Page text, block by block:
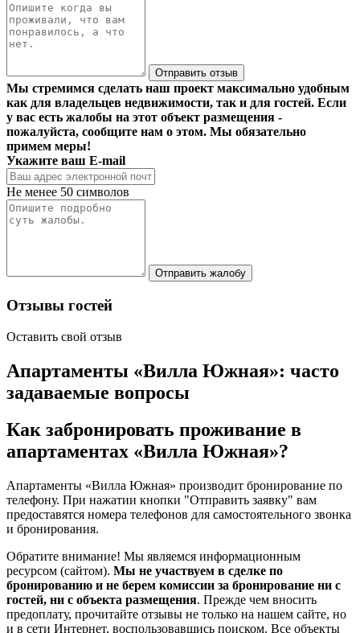
Отправить отзыв
Мы стремимся сделать наш проект максимально удобным
как для владельцев недвижимости, так и для гостей. Если
у вас есть жалобы на этот объект размещения -
пожалуйста, сообщите нам о этом. Мы обязательно
примем меры!
Укажите ваш E-mail
Не менее 50 символов
Отправить жалобу
Отзывы гостей
Оставить свой отзыв
Апартаменты «Вилла Южная»: часто
задаваемые вопросы
Как забронировать проживание в
апартаментах «Вилла Южная»?
Апартаменты «Вилла Южная» производит бронирование по
телефону. При нажатии кнопки "Отправить заявку" вам
предоставятся номера телефонов для самостоятельного звонка
и бронирования.
Обратите внимание! Мы являемся информационным
ресурсом (сайтом). Мы не участвуем в сделке по
бронированию и не берем комиссии за бронирование ни с
гостей, ни с объекта размещения. Прежде чем вносить
предоплату, прочитайте отзывы не только на нашем сайте, но
и в сети Интернет, воспользовавшись поиском. Все объекты